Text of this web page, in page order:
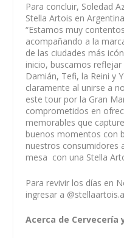
Para concluir, Soledad
Stella Artois en
“Estamos muy
acompañando a la
de las ciudades más
inicio, buscamos
Damián, Tefi, la Reini y
claramente al unirse a
este tour por la Gran
comprometidos en
memorables que
buenos momentos con
nuestros consumidores
mesa con una Stella
Para revivir los días en
ingresar a
Acerca de Cervecería